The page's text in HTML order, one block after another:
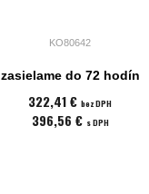
KO80642
zasielame do 72 hodín
322,41 € bez DPH
396,56 € s DPH